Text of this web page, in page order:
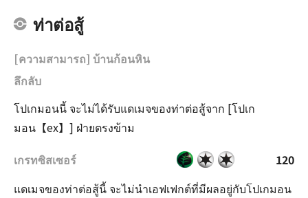
ท่าต่อสู้
[ความสามารถ] บ้านก้อนหิน
ลึกลับ
โปเกมอนนี้ จะไม่ได้รับแดเมจของท่าต่อสู้จาก [โปเก
มอน【ex】] ฝ่ายตรงข้าม
เกรทซิสเซอร์
120
แดเมจของท่าต่อสู้นี้ จะไม่นำเอฟเฟกต์ที่มีผลอยู่กับโปเกมอน